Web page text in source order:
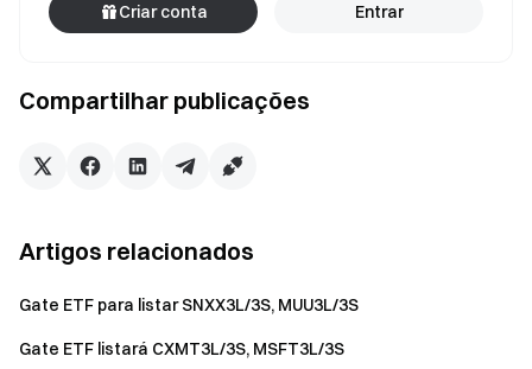
Equipe Gate
Negocie mais de 4,900 criptomoedas de forma segura,
Registre-se e reivindique até $10000 em recompensas de
Convide um amigoe ganhe 40% de comissão
Fique ligado
Compartilhar publicações
Criar conta Entrar
Artigos relacionados
Gate ETF para listar SNXX3L/3S, MUU3L/3S
Gate ETF listará CXMT3L/3S, MSFT3L/3S